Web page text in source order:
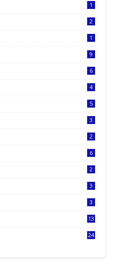
1
2
1
9
6
4
5
3
2
6
2
3
3
13
24